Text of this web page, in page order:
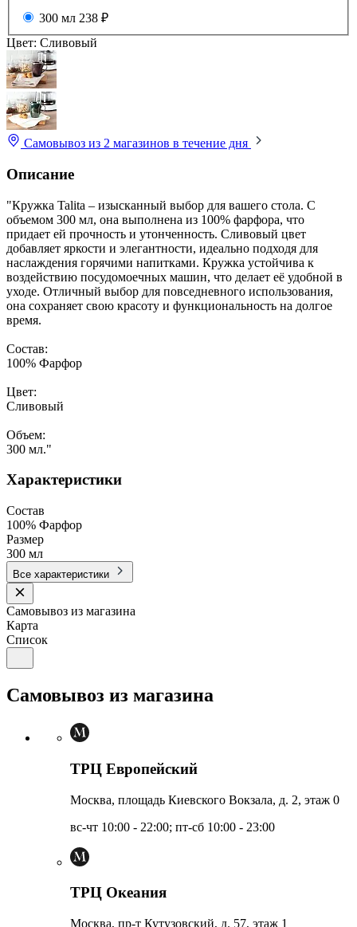
300 мл 238 ₽
Цвет: Сливовый
Самовывоз из 2 магазинов в течение дня
Описание
"Кружка Talita – изысканный выбор для вашего стола. С
объемом 300 мл, она выполнена из 100% фарфора, что
придает ей прочность и утонченность. Сливовый цвет
добавляет яркости и элегантности, идеально подходя для
наслаждения горячими напитками. Кружка устойчива к
воздействию посудомоечных машин, что делает её удобной в
уходе. Отличный выбор для повседневного использования,
она сохраняет свою красоту и функциональность на долгое
время.
Состав:
100% Фарфор
Цвет:
Сливовый
Объем:
300 мл."
Характеристики
Состав
100% Фарфор
Размер
300 мл
Все характеристики
Самовывоз из магазина
Карта
Список
Самовывоз из магазина
ТРЦ Европейский
Москва, площадь Киевского Вокзала, д. 2, этаж 0
вс-чт 10:00 - 22:00; пт-сб 10:00 - 23:00
ТРЦ Океания
Москва, пр-т Кутузовский, д. 57, этаж 1